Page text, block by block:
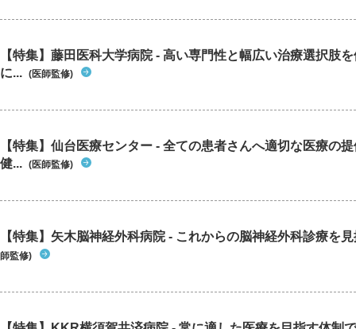
【特集】藤田医科大学病院 - 高い専門性と幅広い治療選択肢
に... (医師監修)
【特集】仙台医療センター - 全ての患者さんへ適切な医療の
健... (医師監修)
【特集】矢木脳神経外科病院 - これからの脳神経外科診療を
師監修)